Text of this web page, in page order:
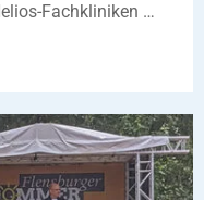
Fachkliniken …